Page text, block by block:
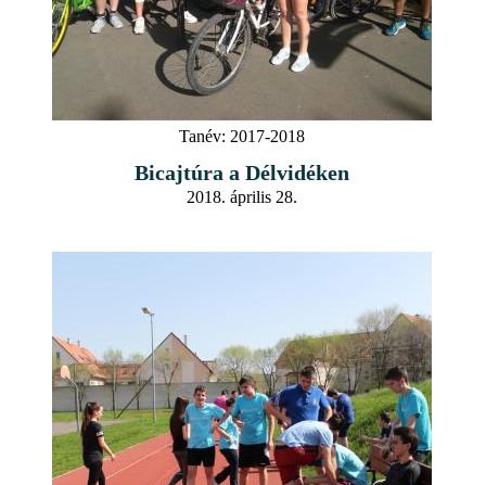
Tanév: 2017-2018
Bicajtúra a Délvidéken
2018. április 28.